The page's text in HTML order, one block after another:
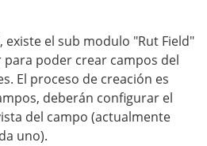
existe el sub modulo "Rut Field"
poder crear campos del
El proceso de creación es
deberán configurar el
del campo (actualmente
uno).